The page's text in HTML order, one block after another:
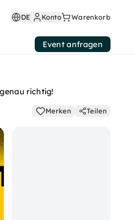
DE Konto Warenkorb
Event anfragen
richtig!
Merken Teilen